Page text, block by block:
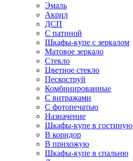
Эмаль
Акрил
ДСП
С патиной
Шкафы-купе с зеркалом
Матовое зеркало
Стекло
Цветное стекло
Пескоструй
Комбинированные
С витражами
С фотопечатью
Назначение
Шкафы-купе в гостиную
В коридор
В прихожую
Шкафы-купе в спальню